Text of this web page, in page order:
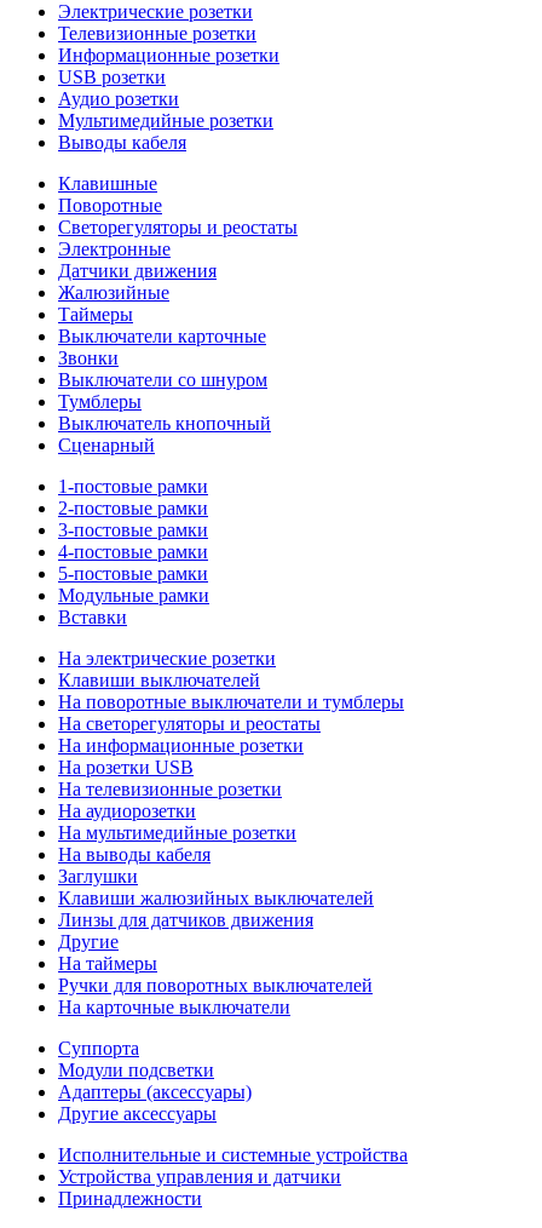
Электрические розетки
Телевизионные розетки
Информационные розетки
USB розетки
Аудио розетки
Мультимедийные розетки
Выводы кабеля
Клавишные
Поворотные
Светорегуляторы и реостаты
Электронные
Датчики движения
Жалюзийные
Таймеры
Выключатели карточные
Звонки
Выключатели со шнуром
Тумблеры
Выключатель кнопочный
Сценарный
1-постовые рамки
2-постовые рамки
3-постовые рамки
4-постовые рамки
5-постовые рамки
Модульные рамки
Вставки
На электрические розетки
Клавиши выключателей
На поворотные выключатели и тумблеры
На светорегуляторы и реостаты
На информационные розетки
На розетки USB
На телевизионные розетки
На аудиорозетки
На мультимедийные розетки
На выводы кабеля
Заглушки
Клавиши жалюзийных выключателей
Линзы для датчиков движения
Другие
На таймеры
Ручки для поворотных выключателей
На карточные выключатели
Суппорта
Модули подсветки
Адаптеры (аксессуары)
Другие аксессуары
Исполнительные и системные устройства
Устройства управления и датчики
Принадлежности